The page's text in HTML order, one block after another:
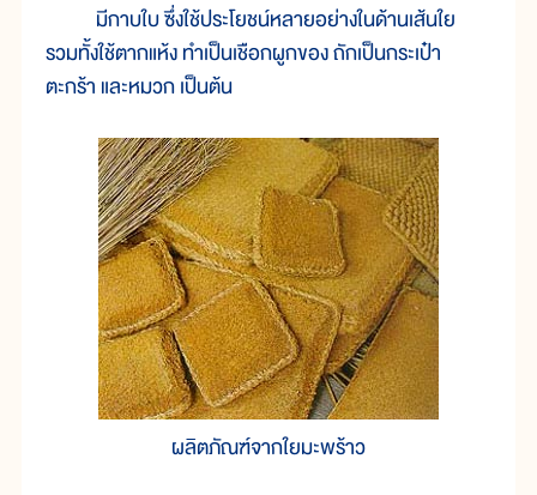
มีกาบใบ ซึ่งใช้ประโยชน์หลายอย่างในด้านเส้นใย
รวมทั้งใช้ตากแห้ง ทำเป็นเชือกผูกของ ถักเป็นกระเป๋า
ตะกร้า และหมวก เป็นต้น
ผลิตภัณฑ์จากใยมะพร้าว